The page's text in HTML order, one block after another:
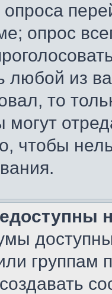
опрос
любой из
то
чтобы
группам